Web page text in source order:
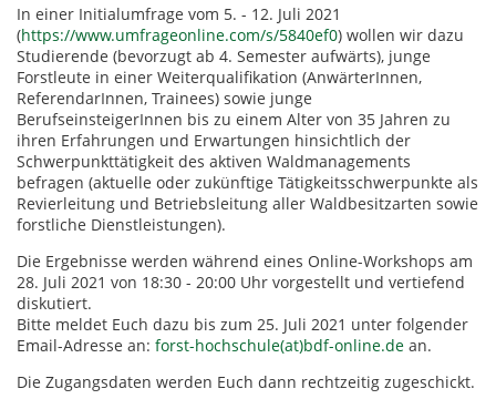
In einer Initialumfrage vom 5. - 12. Juli 2021
(https://www.umfrageonline.com/s/5840ef0) wollen wir dazu
Studierende (bevorzugt ab 4. Semester aufwärts), junge
Forstleute in einer Weiterqualifikation (AnwärterInnen,
ReferendarInnen, Trainees) sowie junge
BerufseinsteigerInnen bis zu einem Alter von 35 Jahren zu
ihren Erfahrungen und Erwartungen hinsichtlich der
Schwerpunkttätigkeit des aktiven Waldmanagements
befragen (aktuelle oder zukünftige Tätigkeitsschwerpunkte als
Revierleitung und Betriebsleitung aller Waldbesitzarten sowie
forstliche Dienstleistungen).
Die Ergebnisse werden während eines Online-Workshops am
28. Juli 2021 von 18:30 - 20:00 Uhr vorgestellt und vertiefend
diskutiert.
Bitte meldet Euch dazu bis zum 25. Juli 2021 unter folgender
Email-Adresse an: forst-hochschule(at)bdf-online.de an.
Die Zugangsdaten werden Euch dann rechtzeitig zugeschickt.